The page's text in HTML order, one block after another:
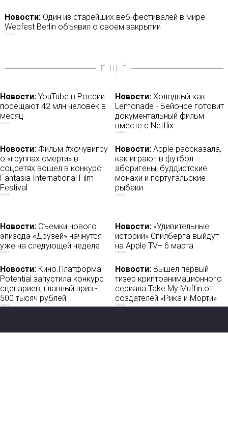
Новости:Один из старейших веб-фестивалей в мире
Webfest Berlin объявил о своем закрытии
17/07/2020
ЕЩЁ
Новости: YouTube в России
посещают 42 млн человек в
месяц
29/10/2017
Новости: Холодный как
Lemonade - Бейонсе готовит
документальный фильм
вместе с Netflix
05/04/2019
Новости: Фильм #хочувигру
о «группах смерти» в
соцсетях вошел в конкурс
Fantasia International Film
Festival
23/06/2021
Новости: Apple рассказала,
как играют в футбол
аборигены, буддистские
монахи и португальские
рыбаки
07/07/2018
Новости: Съемки нового
эпизода «Друзей» начнутся
уже на следующей неделе
03/04/2021
Новости: «Удивительные
истории» Спилберга выйдут
на Apple TV+ 6 марта
19/02/2020
Новости: Кино.Платформа
Potential запустила конкурс
сценариев, главный приз -
500 тысяч рублей
19/02/2018
Новости: Вышел первый
тизер криптоанимационного
сериала Take My Muffin от
создателей «Рика и Морти»
27/08/2021